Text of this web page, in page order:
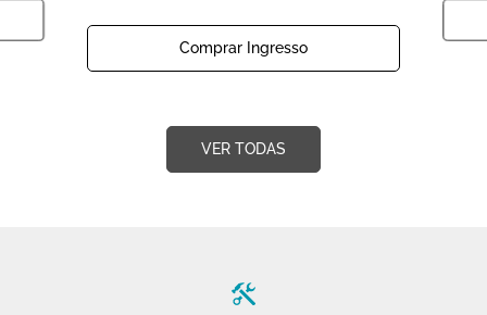
Comprar Ingresso
VER TODAS